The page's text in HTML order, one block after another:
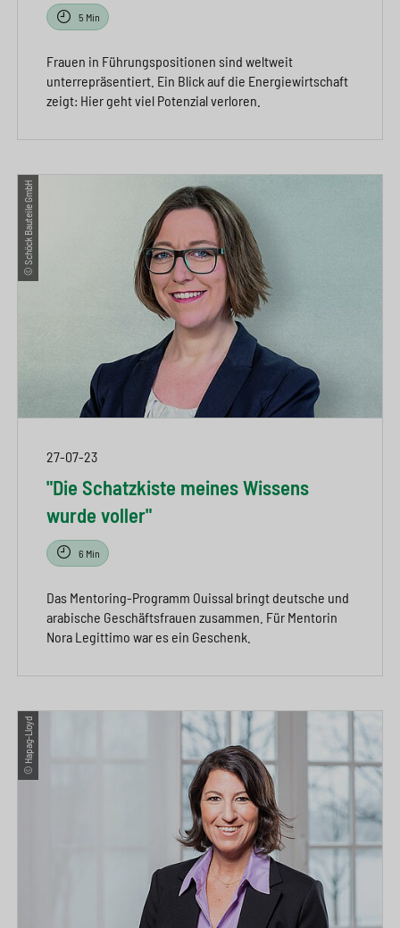
5 Min
Frauen in Führungspositionen sind weltweit
unterrepräsentiert. Ein Blick auf die Energiewirtschaft
zeigt: Hier geht viel Potenzial verloren.
© Schöck Bauteile GmbH
27-07-23
"Die Schatzkiste meines Wissens
wurde voller"
6 Min
Das Mentoring-Programm Ouissal bringt deutsche und
arabische Geschäftsfrauen zusammen. Für Mentorin
Nora Legittimo war es ein Geschenk.
© Hapag-Lloyd